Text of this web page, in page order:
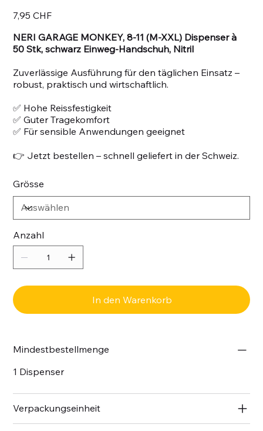
7,95 CHF
NERI GARAGE MONKEY, 8-11 (M-XXL) Dispenser à
50 Stk, schwarz Einweg-Handschuh, Nitril
Zuverlässige Ausführung für den täglichen Einsatz –
robust, praktisch und wirtschaftlich.
✅ Hohe Reissfestigkeit
✅ Guter Tragekomfort
✅ Für sensible Anwendungen geeignet
👉 Jetzt bestellen – schnell geliefert in der Schweiz.
Grösse
Anzahl
In den Warenkorb
Mindestbestellmenge
1 Dispenser
Verpackungseinheit